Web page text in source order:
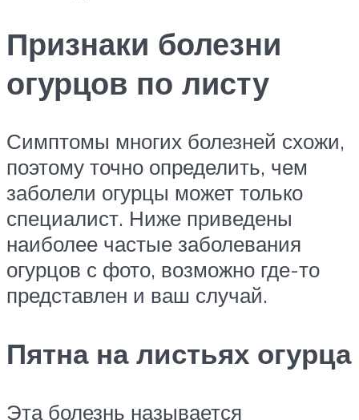
Признаки болезни
огурцов по листу
Симптомы многих болезней схожи,
поэтому точно определить, чем
заболели огурцы может только
специалист. Ниже приведены
наиболее частые заболевания
огурцов с фото, возможно где-то
представлен и ваш случай.
Пятна на листьях огурца
Эта болезнь называется